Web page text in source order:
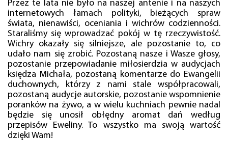
Przez te lata nie było na naszej antenie i na naszych
internetowych łamach polityki, bieżących spraw
świata, nienawiści, oceniania i wichrów codzienności.
Staraliśmy się wprowadzać pokój w tę rzeczywistość.
Wichry okazały się silniejsze, ale pozostanie to, co
udało nam się zrobić. Pozostaną nasze i Wasze głosy,
pozostanie przepowiadanie miłosierdzia w audycjach
księdza Michała, pozostaną komentarze do Ewangelii
duchownych, którzy z nami stale współpracowali,
pozostaną audycje autorskie, pozostanie wspomnienie
poranków na żywo, a w wielu kuchniach pewnie nadal
będzie się unosił obłędny aromat dań według
przepisów Eweliny. To wszystko ma swoją wartość
dzięki Wam!